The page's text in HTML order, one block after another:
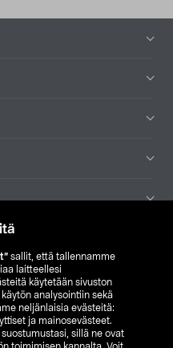
sallit, että tallennamme
laitteellesi
käytetään sivuston
analysointiin sekä
neljänlaisia evästeitä:
ja mainosevästeet.
sillä ne ovat
FI
SV